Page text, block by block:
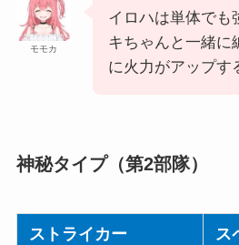
モモカ
イロハは単体でも
キちゃんと一緒に
に火力がアップす
神秘タイプ（第2部隊）
ストライカー ス